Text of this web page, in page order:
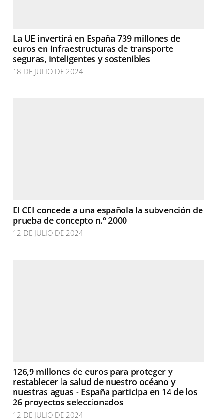
La UE invertirá en España 739 millones de
euros en infraestructuras de transporte
seguras, inteligentes y sostenibles
18 DE JULIO DE 2024
El CEI concede a una española la subvención de
prueba de concepto n.º 2000
12 DE JULIO DE 2024
126,9 millones de euros para proteger y
restablecer la salud de nuestro océano y
nuestras aguas - España participa en 14 de los
26 proyectos seleccionados
12 DE JULIO DE 2024